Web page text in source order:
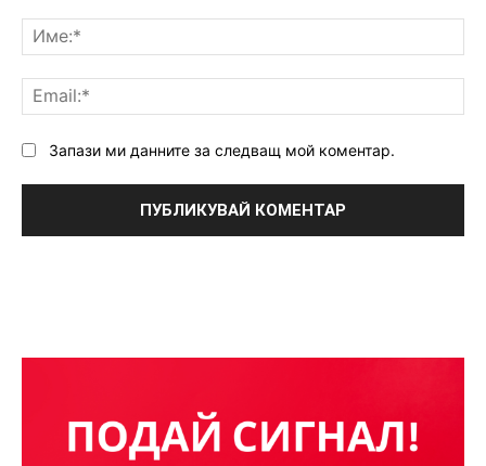
Запази ми данните за следващ мой коментар.